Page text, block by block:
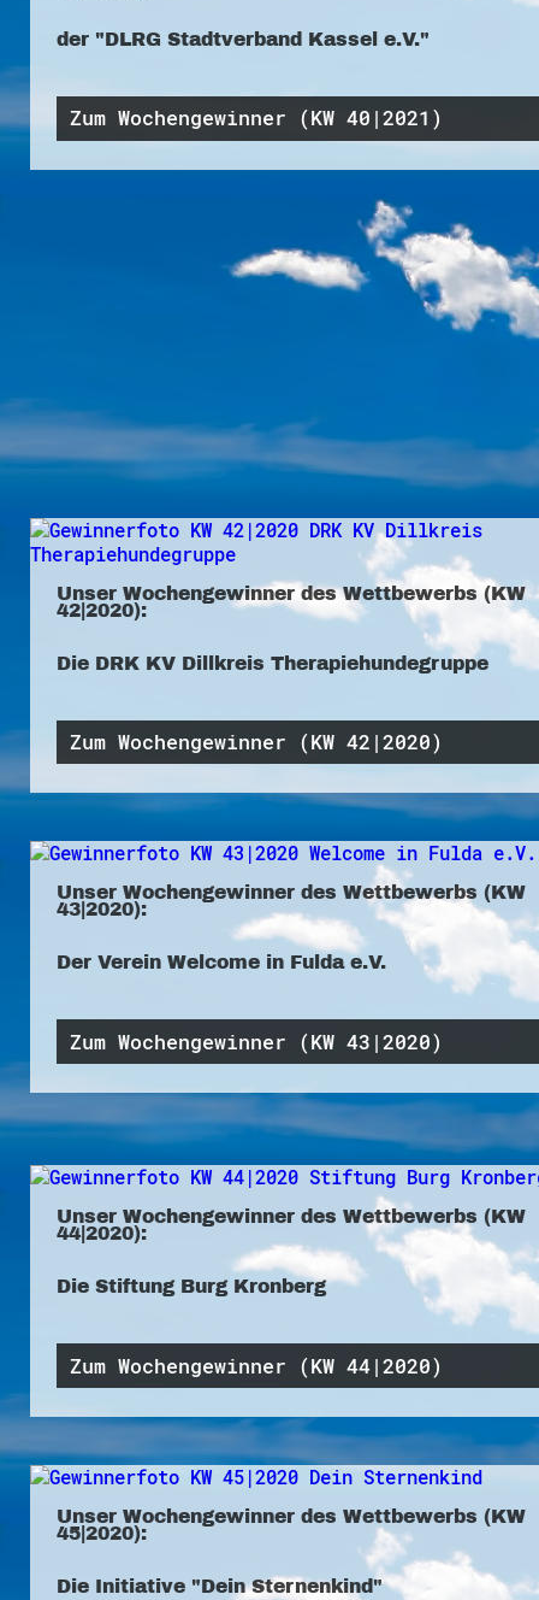
der "DLRG Stadtverband Kassel e.V."
Zum Wochengewinner (KW 40|2021)
Unser Wochengewinner des Wettbewerbs (KW
42|2020):
Die DRK KV Dillkreis Therapiehundegruppe
Zum Wochengewinner (KW 42|2020)
Unser Wochengewinner des Wettbewerbs (KW
43|2020):
Der Verein Welcome in Fulda e.V.
Zum Wochengewinner (KW 43|2020)
Unser Wochengewinner des Wettbewerbs (KW
44|2020):
Die Stiftung Burg Kronberg
Zum Wochengewinner (KW 44|2020)
Unser Wochengewinner des Wettbewerbs (KW
45|2020):
Die Initiative "Dein Sternenkind"